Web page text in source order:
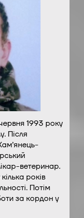
1993 року
Після
ветеринар.
років
Потім
за кордон у